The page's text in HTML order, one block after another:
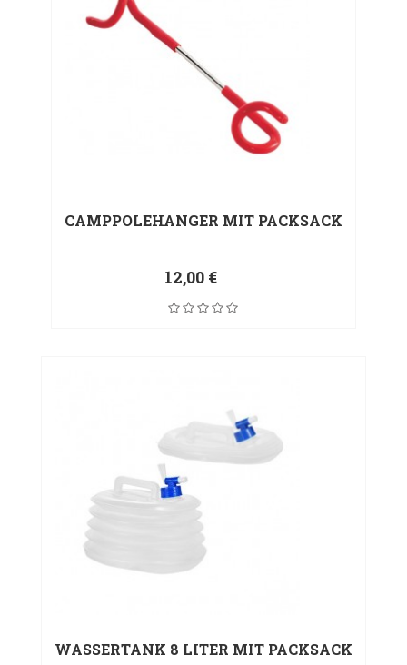
CAMPPOLEHANGER MIT PACKSACK
12,00 €
WASSERTANK 8 LITER MIT PACKSACK